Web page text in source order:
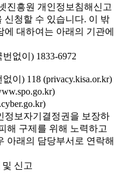
진흥원 개인정보침해신고
신청할 수 있습니다. 이 밖
대하여는 아래의 기관에
없이) 1833-6972
이) 118 (privacy.kisa.or.kr)
보자기결정권을 보장하
해 구제를 위해 노력하고
아래의 담당부서로 연락해
신고